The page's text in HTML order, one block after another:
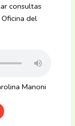
consultas
del
Manoni